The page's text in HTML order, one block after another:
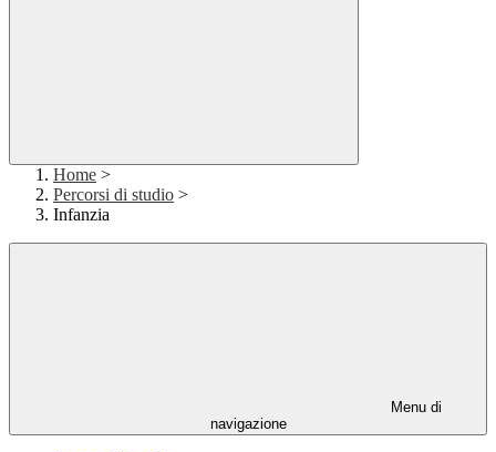
Home >
Percorsi di studio >
Infanzia
Menu di
navigazione